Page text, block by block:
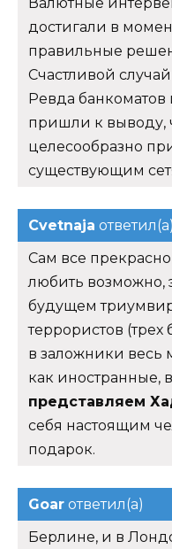
Валютные
достигали в
правильные
Счастливой
Ревда
пришли к выводу,
целесообразно
существующим
Cvetnaja ответил(а)
Сам все прекрасно
любить возможно,
будущем
террористов (трех
в заложники весь
как иностранные,
представляем
себя настоящим
подарок.
Goar ответил(а)
Берлине, и в